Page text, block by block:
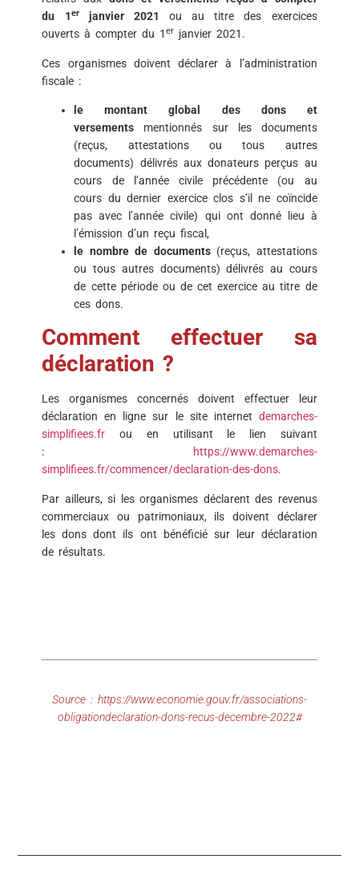
du 1erjanvier 2021
ou au titre des exercices
ouverts à compter du 1er janvier 2021.
Ces organismes doivent déclarer à l’administration
fiscale :
le montant global des dons et
versements mentionnés sur les documents
(reçus, attestations ou tous autres
documents) délivrés aux donateurs perçus au
cours de l’année civile précédente (ou au
cours du dernier exercice clos s’il ne coïncide
pas avec l’année civile) qui ont donné lieu à
l’émission d’un reçu fiscal,
le nombre de documents(reçus, attestations
ou tous autres documents) délivrés au cours
de cette période ou de cet exercice au titre de
ces dons.
Comment effectuer sa
déclaration ?
Les organismes concernés doivent effectuer leur
déclaration en ligne sur le site internet demarches-
simplifiees.fr ou en utilisant le lien suivant
:
https://www.demarches-
simplifiees.fr/commencer/declaration-des-dons.
Par ailleurs, si les organismes déclarent des revenus
commerciaux ou patrimoniaux, ils doivent déclarer
les dons dont ils ont bénéficié sur leur déclaration
de résultats.
Source : https://www.economie.gouv.fr/associations-
obligationdeclaration-dons-recus-decembre-2022#